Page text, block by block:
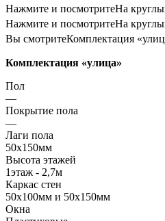
Нажмите и посмотритеНа
Нажмите и посмотритеНа
Вы смотритеКомплектация
Комплектация «улица»
Пол
—
Покрытие пола
—
Лаги пола
50х150мм
Высота этажей
1этаж - 2,7м
Каркас стен
50х100мм и 50х150мм
Окна